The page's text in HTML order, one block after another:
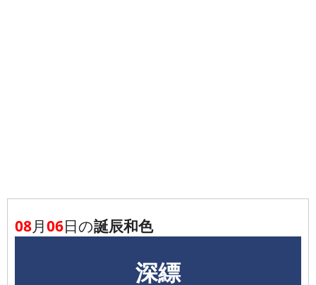
08月06日の誕辰和色
深縹